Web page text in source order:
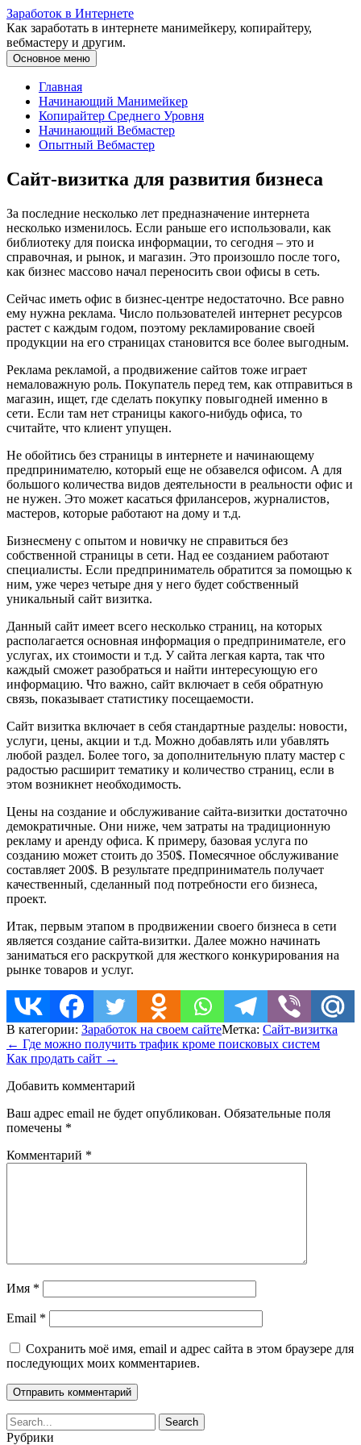
Перейти
к
содержимому
Заработок в Интернете
Как заработать в интернете манимейкеру, копирайтеру,
вебмастеру и другим.
Основное меню
Главная
Начинающий Манимейкер
Копирайтер Среднего Уровня
Начинающий Вебмастер
Опытный Вебмастер
Сайт-визитка для развития бизнеса
За последние несколько лет предназначение интернета
несколько изменилось. Если раньше его использовали, как
библиотеку для поиска информации, то сегодня – это и
справочная, и рынок, и магазин. Это произошло после того,
как бизнес массово начал переносить свои офисы в сеть.
Сейчас иметь офис в бизнес-центре недостаточно. Все равно
ему нужна реклама. Число пользователей интернет ресурсов
растет с каждым годом, поэтому рекламирование своей
продукции на его страницах становится все более выгодным.
Реклама рекламой, а продвижение сайтов тоже играет
немаловажную роль. Покупатель перед тем, как отправиться в
магазин, ищет, где сделать покупку повыгодней именно в
сети. Если там нет страницы какого-нибудь офиса, то
считайте, что клиент упущен.
Не обойтись без страницы в интернете и начинающему
предпринимателю, который еще не обзавелся офисом. А для
большого количества видов деятельности в реальности офис и
не нужен. Это может касаться фрилансеров, журналистов,
мастеров, которые работают на дому и т.д.
Бизнесмену с опытом и новичку не справиться без
собственной страницы в сети. Над ее созданием работают
специалисты. Если предприниматель обратится за помощью к
ним, уже через четыре дня у него будет собственный
уникальный сайт визитка.
Данный сайт имеет всего несколько страниц, на которых
располагается основная информация о предпринимателе, его
услугах, их стоимости и т.д. У сайта легкая карта, так что
каждый сможет разобраться и найти интересующую его
информацию. Что важно, сайт включает в себя обратную
связь, показывает статистику посещаемости.
Сайт визитка включает в себя стандартные разделы: новости,
услуги, цены, акции и т.д. Можно добавлять или убавлять
любой раздел. Более того, за дополнительную плату мастер с
радостью расширит тематику и количество страниц, если в
этом возникнет необходимость.
Цены на создание и обслуживание сайта-визитки достаточно
демократичные. Они ниже, чем затраты на традиционную
рекламу и аренду офиса. К примеру, базовая услуга по
созданию может стоить до 350$. Помесячное обслуживание
составляет 200$. В результате предприниматель получает
качественный, сделанный под потребности его бизнеса,
проект.
Итак, первым этапом в продвижении своего бизнеса в сети
является создание сайта-визитки. Далее можно начинать
заниматься его раскруткой для жесткого конкурирования на
рынке товаров и услуг.
В категории: Заработок на своем сайтеМетка: Сайт-визитка
Навигация
по
← Где можно получить трафик кроме поисковых систем
Как продать сайт →
Добавить комментарий
Ваш адрес email не будет опубликован. Обязательные поля
помечены *
Комментарий *
Имя *
Email *
Сохранить моё имя, email и адрес сайта в этом браузере для
последующих моих комментариев.
Search
for:
Рубрики